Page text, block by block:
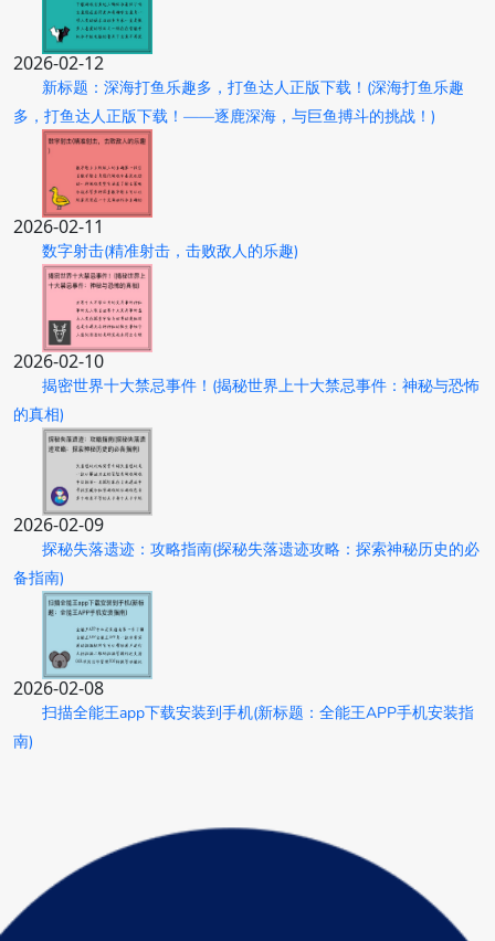
2026-02-12
新标题：深海打鱼乐趣多，打鱼达人正版下载！(深海打鱼乐趣
多，打鱼达人正版下载！——逐鹿深海，与巨鱼搏斗的挑战！)
2026-02-11
数字射击(精准射击，击败敌人的乐趣)
2026-02-10
揭密世界十大禁忌事件！(揭秘世界上十大禁忌事件：神秘与恐怖
的真相)
2026-02-09
探秘失落遗迹：攻略指南(探秘失落遗迹攻略：探索神秘历史的必
备指南)
2026-02-08
扫描全能王app下载安装到手机(新标题：全能王APP手机安装指
南)